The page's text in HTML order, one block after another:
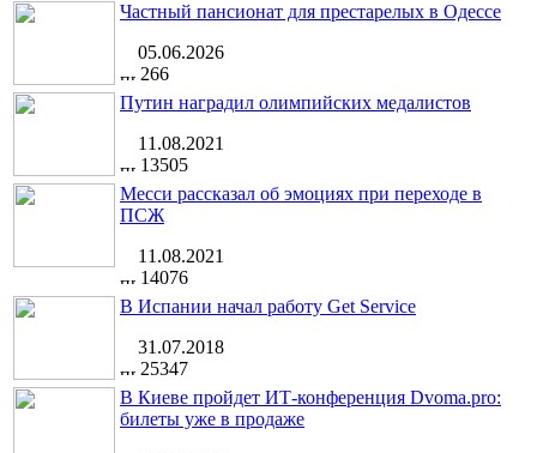
Частный пансионат для престарелых в Одессе
05.06.2026
266
Путин наградил олимпийских медалистов
11.08.2021
13505
Месси рассказал об эмоциях при переходе в
ПСЖ
11.08.2021
14076
В Испании начал работу Get Service
31.07.2018
25347
В Киеве пройдет ИТ-конференция Dvoma.pro:
билеты уже в продаже